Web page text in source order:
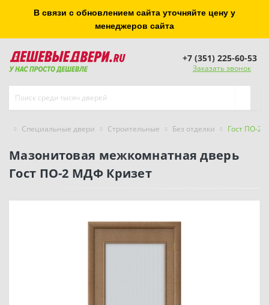
В связи с обновлением сайта уточняйте цену у
менеджеров сайта
+7 (351) 225-60-53
Заказать звонок
Специальные двери Строительные Без отделки Гост ПО-2
Мазонитовая межкомнатная дверь
Гост ПО-2 МДФ Кризет